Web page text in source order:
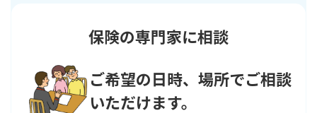
年金支払期間中の全ての年金を受け取った場合の返戻率で
す。返戻率は小数点以下第2位を切り捨てています。
保険の専門家に相談
ご希望の日時、場所でご相談
いただけます。